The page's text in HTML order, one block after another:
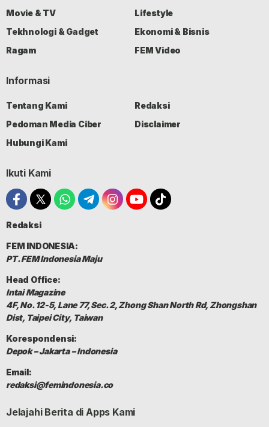
Movie & TV
Lifestyle
Tekhnologi & Gadget
Ekonomi & Bisnis
Ragam
FEM Video
Informasi
Tentang Kami
Redaksi
Pedoman Media Ciber
Disclaimer
Hubungi Kami
Ikuti Kami
Redaksi
FEM INDONESIA:
PT. FEM Indonesia Maju
Head Office:
Intai Magazine
4F, No. 12-5, Lane 77, Sec. 2, Zhong Shan North Rd, Zhongshan
Dist, Taipei City, Taiwan
Korespondensi:
Depok – Jakarta – Indonesia
Email:
redaksi@femindonesia.co
Jelajahi Berita di Apps Kami